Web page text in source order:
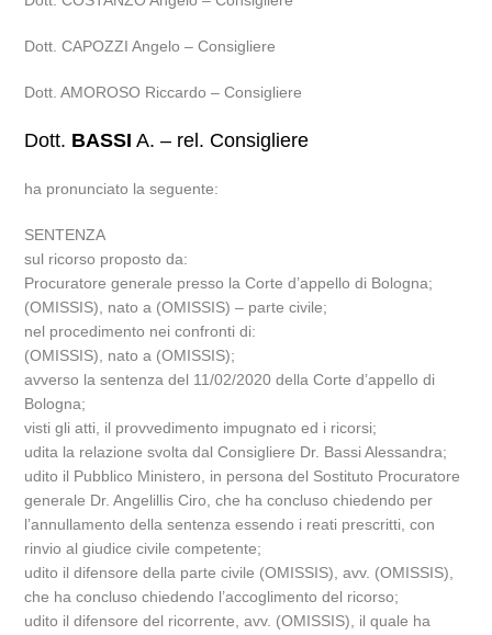
Dott. CAPOZZI Angelo – Consigliere
Dott. AMOROSO Riccardo – Consigliere
Dott. BASSI A. – rel. Consigliere
ha pronunciato la seguente:
SENTENZA
sul ricorso proposto da:
Procuratore generale presso la Corte d’appello di Bologna;
(OMISSIS), nato a (OMISSIS) – parte civile;
nel procedimento nei confronti di:
(OMISSIS), nato a (OMISSIS);
avverso la sentenza del 11/02/2020 della Corte d’appello di
Bologna;
visti gli atti, il provvedimento impugnato ed i ricorsi;
udita la relazione svolta dal Consigliere Dr. Bassi Alessandra;
udito il Pubblico Ministero, in persona del Sostituto Procuratore
generale Dr. Angelillis Ciro, che ha concluso chiedendo per
l’annullamento della sentenza essendo i reati prescritti, con
rinvio al giudice civile competente;
udito il difensore della parte civile (OMISSIS), avv. (OMISSIS),
che ha concluso chiedendo l’accoglimento del ricorso;
udito il difensore del ricorrente, avv. (OMISSIS), il quale ha